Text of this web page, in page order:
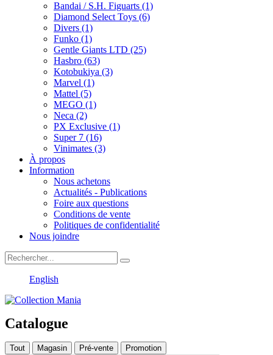
Bandai / S.H. Figuarts (1)
Diamond Select Toys (6)
Divers (1)
Funko (1)
Gentle Giants LTD (25)
Hasbro (63)
Kotobukiya (3)
Marvel (1)
Mattel (5)
MEGO (1)
Neca (2)
PX Exclusive (1)
Super 7 (16)
Vinimates (3)
À propos
Information
Nous achetons
Actualités - Publications
Foire aux questions
Conditions de vente
Politiques de confidentialité
Nous joindre
English
Catalogue
Tout Magasin Pré-vente Promotion